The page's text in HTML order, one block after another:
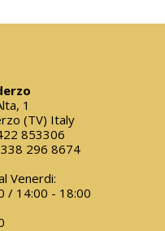
1
(TV) Italy
853306
338 296 8674
Venerdi:
/ 14:00 - 18:00